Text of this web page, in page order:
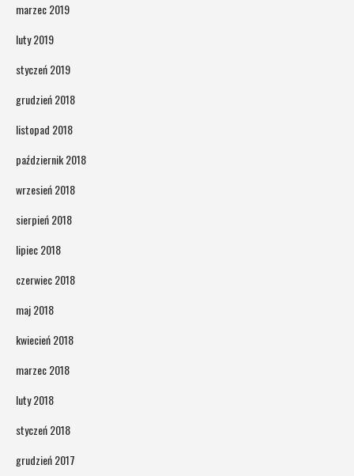
marzec 2019
luty 2019
styczeń 2019
grudzień 2018
listopad 2018
październik 2018
wrzesień 2018
sierpień 2018
lipiec 2018
czerwiec 2018
maj 2018
kwiecień 2018
marzec 2018
luty 2018
styczeń 2018
grudzień 2017